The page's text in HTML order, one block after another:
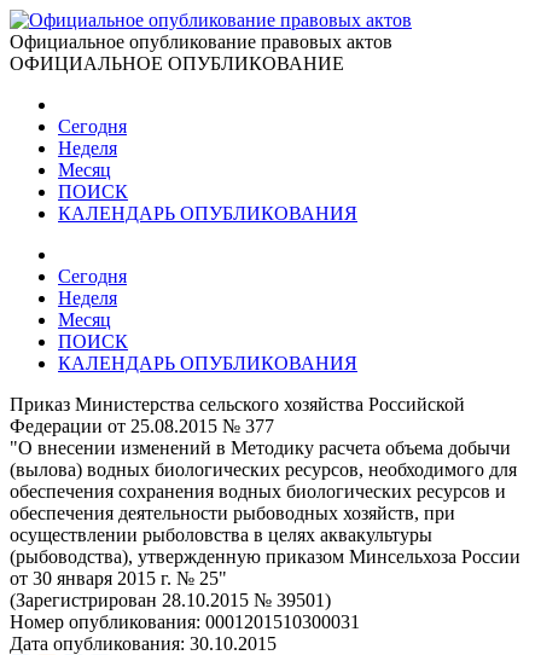
Официальное опубликование правовых актов
ОФИЦИАЛЬНОЕ ОПУБЛИКОВАНИЕ
Сегодня
Неделя
Месяц
ПОИСК
КАЛЕНДАРЬ ОПУБЛИКОВАНИЯ
Сегодня
Неделя
Месяц
ПОИСК
КАЛЕНДАРЬ ОПУБЛИКОВАНИЯ
Приказ Министерства сельского хозяйства Российской
Федерации от 25.08.2015 № 377
"О внесении изменений в Методику расчета объема добычи
(вылова) водных биологических ресурсов, необходимого для
обеспечения сохранения водных биологических ресурсов и
обеспечения деятельности рыбоводных хозяйств, при
осуществлении рыболовства в целях аквакультуры
(рыбоводства), утвержденную приказом Минсельхоза России
от 30 января 2015 г. № 25"
(Зарегистрирован 28.10.2015 № 39501)
Номер опубликования: 0001201510300031
Дата опубликования: 30.10.2015